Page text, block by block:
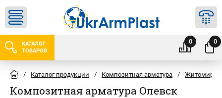
КАТАЛОГ
ТОВАРОВ
0 0
/ Каталог продукции / Композитная арматура / Житомир
Композитная арматура Олевск